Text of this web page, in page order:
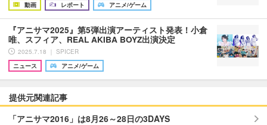
動画
レポート アニメ/ゲーム
『アニサマ2025』第5弾出演アーティスト発表！小倉
唯、スフィア、REAL AKIBA BOYZ出演決定
2025.7.18 ｜ SPICER
ニュース
アニメ/ゲーム
提供元関連記事
「アニサマ2016」は8月26～28日の3DAYS